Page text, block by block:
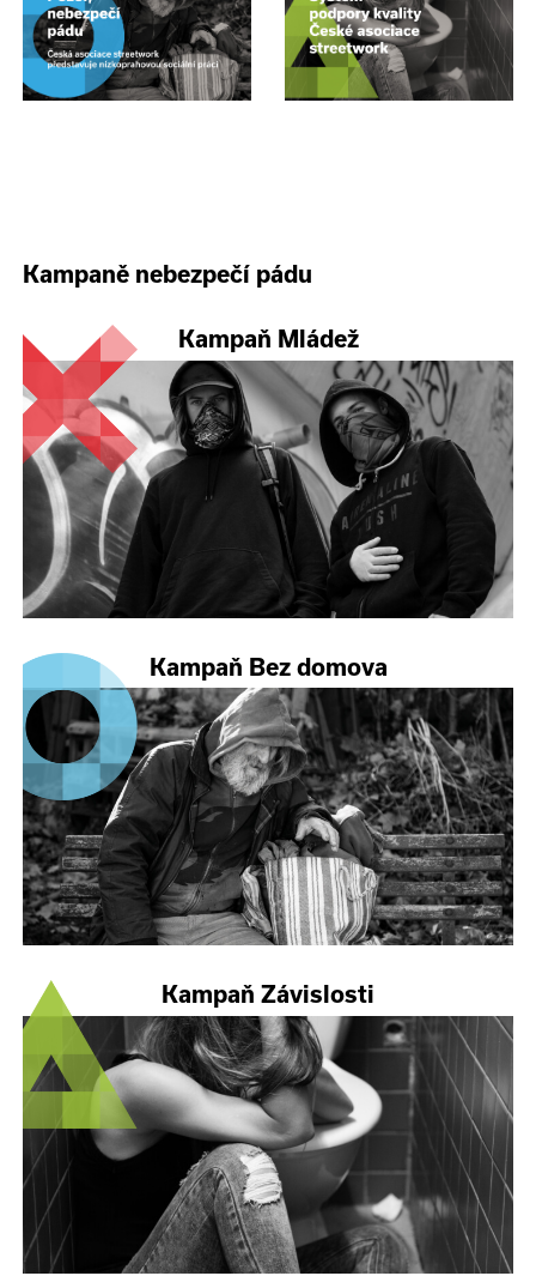
Kampaně nebezpečí pádu
Kampaň Mládež
Kampaň Bez domova
Kampaň Závislosti